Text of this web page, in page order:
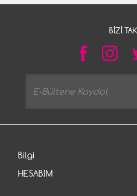
BIZI
Bilgi
HESABIM